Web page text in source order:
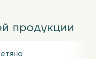
продукции